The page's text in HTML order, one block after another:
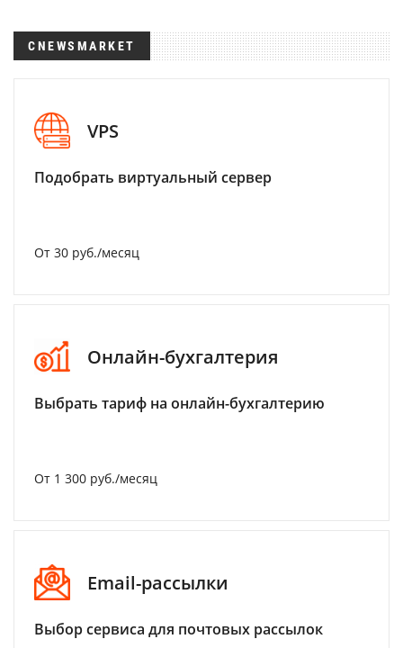
CNEWSMARKET
VPS
Подобрать виртуальный сервер
От 30 руб./месяц
Онлайн-бухгалтерия
Выбрать тариф на онлайн-бухгалтерию
От 1 300 руб./месяц
Email-рассылки
Выбор сервиса для почтовых рассылок